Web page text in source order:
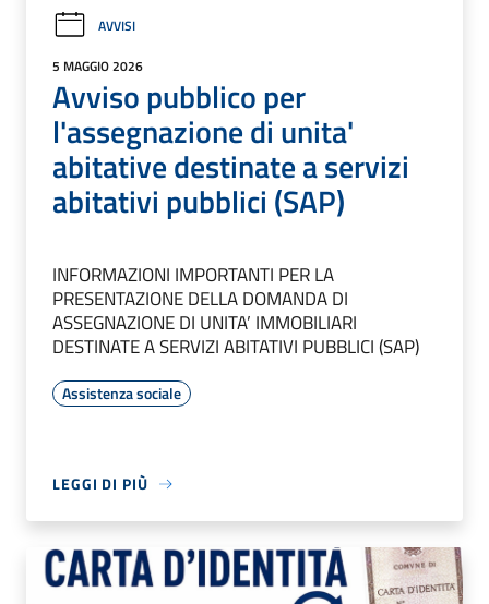
AVVISI
5 MAGGIO 2026
Avviso pubblico per
l'assegnazione di unita'
abitative destinate a servizi
abitativi pubblici (SAP)
INFORMAZIONI IMPORTANTI PER LA
PRESENTAZIONE DELLA DOMANDA DI
ASSEGNAZIONE DI UNITA’ IMMOBILIARI
DESTINATE A SERVIZI ABITATIVI PUBBLICI (SAP)
Assistenza sociale
LEGGI DI PIÙ